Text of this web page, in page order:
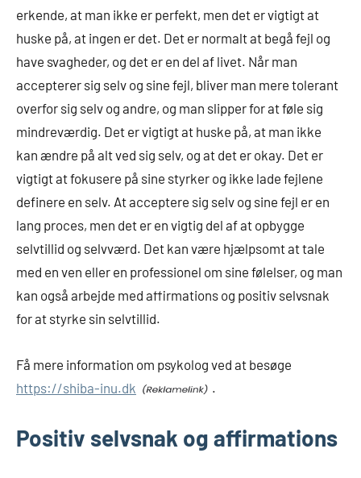
erkende, at man ikke er perfekt, men det er vigtigt at
huske på, at ingen er det. Det er normalt at begå fejl og
have svagheder, og det er en del af livet. Når man
accepterer sig selv og sine fejl, bliver man mere tolerant
overfor sig selv og andre, og man slipper for at føle sig
mindreværdig. Det er vigtigt at huske på, at man ikke
kan ændre på alt ved sig selv, og at det er okay. Det er
vigtigt at fokusere på sine styrker og ikke lade fejlene
definere en selv. At acceptere sig selv og sine fejl er en
lang proces, men det er en vigtig del af at opbygge
selvtillid og selvværd. Det kan være hjælpsomt at tale
med en ven eller en professionel om sine følelser, og man
kan også arbejde med affirmations og positiv selvsnak
for at styrke sin selvtillid.
Få mere information om psykolog ved at besøge
https://shiba-inu.dk
.
Positiv selvsnak og affirmations